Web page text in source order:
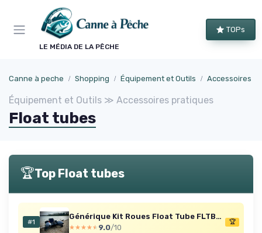
LE MÉDIA DE LA PÊCHE
TOPs
Canne à peche Shopping Équipement et Outils Accessoires
Équipement et Outils ≫ Accessoires pratiques
Float tubes
🏆Top Float tubes
#1
Générique Kit Roues Float Tube FLTB9 CAPERLAN
★★★★★
★★★★★ 9.0/10
🏆
Panneau de gestion des cookies